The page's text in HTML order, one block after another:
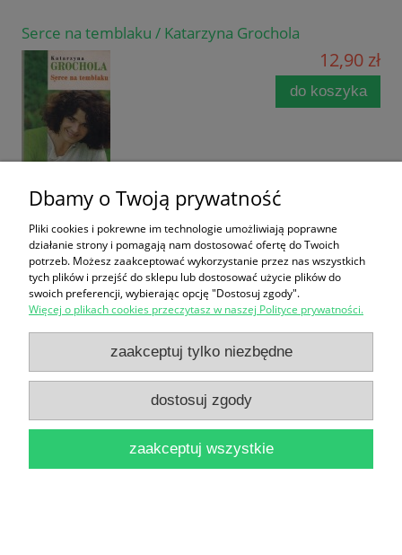
Serce na temblaku / Katarzyna Grochola
12,90 zł
do koszyka
Serce za tamą. Nowele / Gustaw Morcinek
25,00 zł
do koszyka
Moje niepokalane serce zwycięży / Grzegorz
Dbamy o Twoją prywatność
Pliki cookies i pokrewne im technologie umożliwiają poprawne
działanie strony i pomagają nam dostosować ofertę do Twoich
potrzeb. Możesz zaakceptować wykorzystanie przez nas wszystkich
tych plików i przejść do sklepu lub dostosować użycie plików do
swoich preferencji, wybierając opcję "Dostosuj zgody".
Więcej o plikach cookies przeczytasz w naszej Polityce prywatności.
zaakceptuj tylko niezbędne
dostosuj zgody
zaakceptuj wszystkie